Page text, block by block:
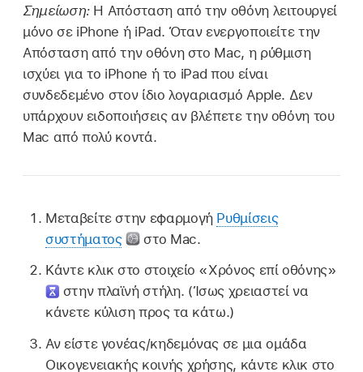
Σημείωση: Η Απόσταση από την οθόνη λειτουργεί
μόνο σε iPhone ή iPad. Όταν ενεργοποιείτε την
Απόσταση από την οθόνη στο Mac, η ρύθμιση
ισχύει για το iPhone ή το iPad που είναι
συνδεδεμένο στον ίδιο λογαριασμό Apple. Δεν
υπάρχουν ειδοποιήσεις αν βλέπετε την οθόνη του
Mac από πολύ κοντά.
Μεταβείτε στην εφαρμογή Ρυθμίσεις
συστήματος
στο Mac.
Κάντε κλικ στο στοιχείο «Χρόνος επί οθόνης»
στην πλαϊνή στήλη. (Ίσως χρειαστεί να
κάνετε κύλιση προς τα κάτω.)
Αν είστε γονέας/κηδεμόνας σε μια ομάδα
Οικογενειακής κοινής χρήσης, κάντε κλικ στο